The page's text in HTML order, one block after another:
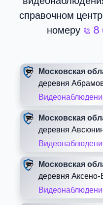
справочном
номеру
8
Московская
деревня
Московская
деревня
Московская
деревня Аксено-